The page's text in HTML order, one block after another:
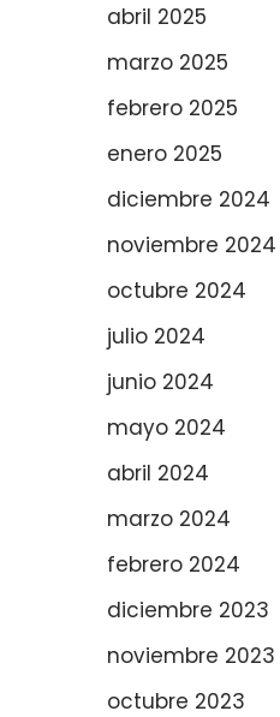
abril 2025
marzo 2025
febrero 2025
enero 2025
diciembre 2024
noviembre 2024
octubre 2024
julio 2024
junio 2024
mayo 2024
abril 2024
marzo 2024
febrero 2024
diciembre 2023
noviembre 2023
octubre 2023